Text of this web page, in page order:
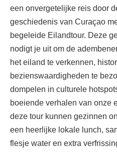
een onvergetelijke reis door
geschiedenis van Curaçao
begeleide Eilandtour. Deze
nodigt je uit om de
het eiland te verkennen,
bezienswaardigheden te
dompelen in culturele
boeiende verhalen van onze
deze tour kunnen gezinnen
een heerlijke lokale lunch,
flesje water en extra